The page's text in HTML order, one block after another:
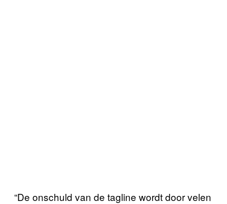
“De onschuld van de tagline wordt door velen